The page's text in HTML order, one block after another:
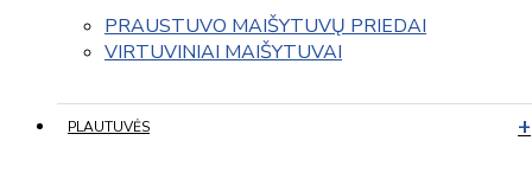
PRAUSTUVO MAIŠYTUVŲ PRIEDAI
VIRTUVINIAI MAIŠYTUVAI
PLAUTUVĖS